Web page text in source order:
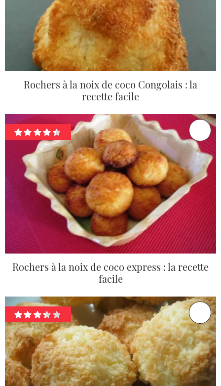
Rochers à la noix de coco Congolais : la
recette facile
Rochers à la noix de coco express : la recette
facile